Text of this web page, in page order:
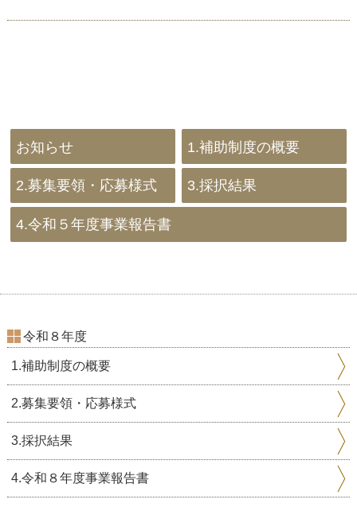
お知らせ 1.補助制度の概要
2.募集要領・応募様式 3.採択結果
4.令和５年度事業報告書
令和８年度
1.補助制度の概要
2.募集要領・応募様式
3.採択結果
4.令和８年度事業報告書